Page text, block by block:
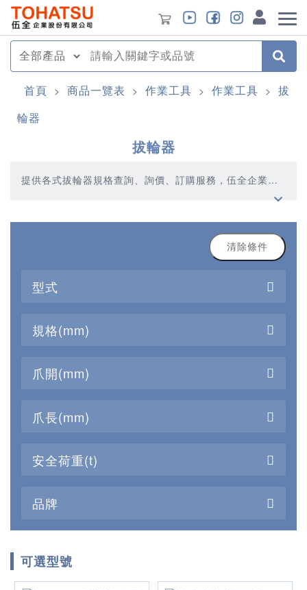
首頁 > 商品一覽表 > 作業工具 > 作業工具 > 拔
輪器
拔輪器
提供各式拔輪器規格查詢、詢價、訂購服務，伍全企業深
清除條件
型式
規格(mm)
爪開(mm)
爪長(mm)
安全荷重(t)
品牌
可選型號